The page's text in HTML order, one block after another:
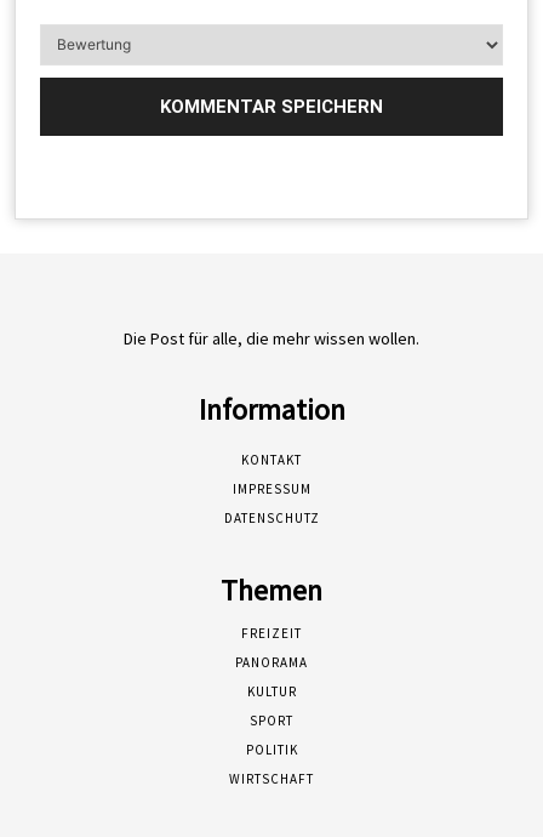
Die Post für alle, die mehr wissen wollen.
Information
KONTAKT
IMPRESSUM
DATENSCHUTZ
Themen
FREIZEIT
PANORAMA
KULTUR
SPORT
POLITIK
WIRTSCHAFT